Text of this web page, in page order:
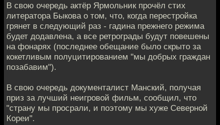
В свою очередь актёр Ярмольник прочёл стих
литератора Быкова о том, что, когда перестройка
грянет в следующий раз - гадина прежнего режима
будет додавлена, а все ретрограды будут повешены
на фонарях (последнее обещание было скрыто за
кокетливым полуцитированием "мы добрых граждан
позабавим").
В свою очередь документалист Манский, получая
приз за лучший неигровой фильм, сообщил, что
"страну мы просрали, и поэтому мы хуже Северной
Кореи".